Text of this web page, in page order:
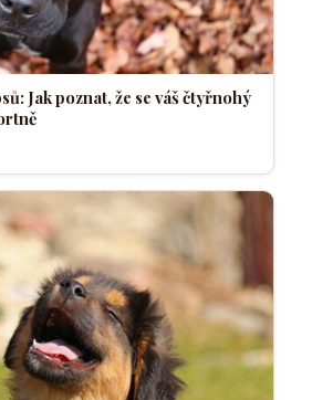
Jak poznat, že se váš čtyřnohý